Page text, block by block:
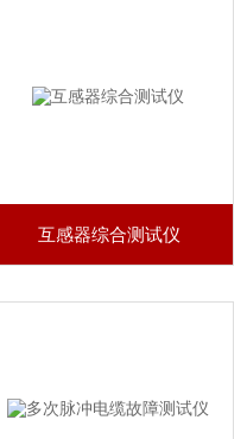
互感器综合测试仪